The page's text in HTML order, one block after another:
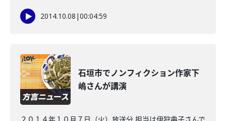
2014.10.08 |00:04:59
石垣市でノンフィクション作家下
嶋さんが講演